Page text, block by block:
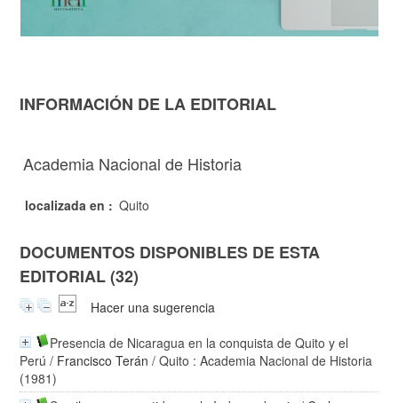
INFORMACIÓN DE LA EDITORIAL
Academia Nacional de Historia
localizada en : Quito
DOCUMENTOS DISPONIBLES DE ESTA
EDITORIAL (32)
Hacer una sugerencia
Presencia de Nicaragua en la conquista de Quito y el
Perú / Francisco Terán / Quito : Academia Nacional de Historia
(1981)